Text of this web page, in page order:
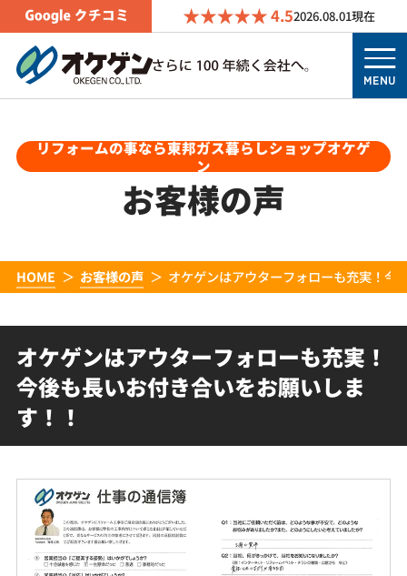
4.52026.08.01現在
MENU
リフォームの事なら東邦ガス暮らしショップオケゲ
ン
お客様の声
HOME お客様の声 オケゲンはアウターフォローも充実！今
オケゲンはアウターフォローも充実！
今後も長いお付き合いをお願いしま
す！！